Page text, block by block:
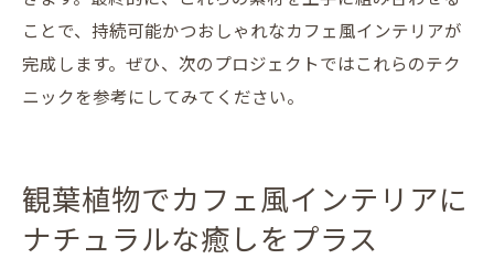
ことで、持続可能かつおしゃれなカフェ風インテリアが
完成します。ぜひ、次のプロジェクトではこれらのテク
ニックを参考にしてみてください。
観葉植物でカフェ風インテリアに
ナチュラルな癒しをプラス